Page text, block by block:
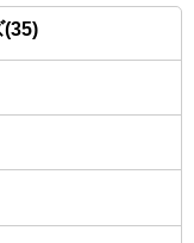
(35)